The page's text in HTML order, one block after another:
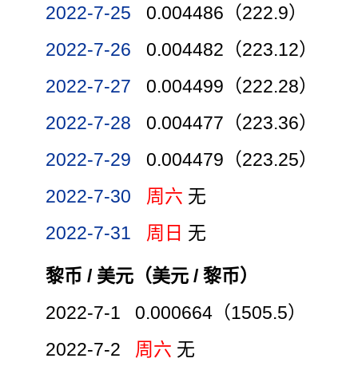
2022-7-25
0.004486（222.9）
2022-7-26
0.004482（223.12）
2022-7-27
0.004499（222.28）
2022-7-28
0.004477（223.36）
2022-7-29
0.004479（223.25）
2022-7-30
周六 无
2022-7-31
周日 无
黎币 / 美元（美元 / 黎币）
2022-7-1 0.000664（1505.5）
2022-7-2 周六 无